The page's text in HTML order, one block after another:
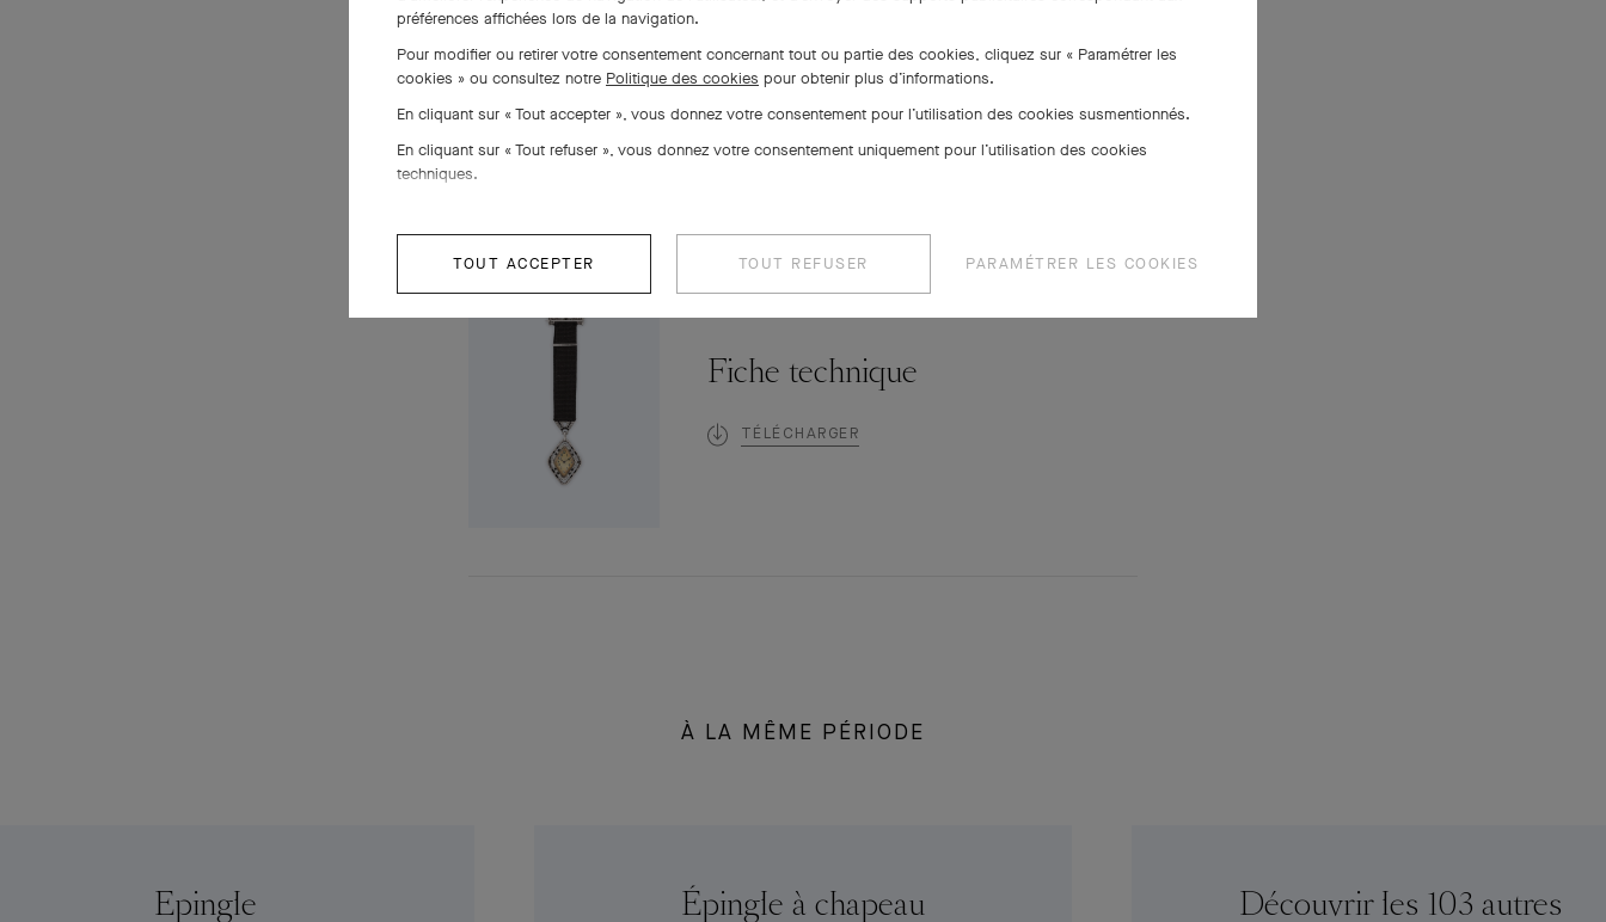
POUR APPROFONDIR
Fiche technique
TÉLÉCHARGER
À LA MÊME PÉRIODE
Epingle Épingle à chapeau
Découvrir les 103 autres
préférences affichées lors de la navigation.
Pour modifier ou retirer votre consentement concernant tout ou partie des cookies, cliquez sur « Paramétrer les
cookies » ou consultez notre Politique des cookies pour obtenir plus d’informations.
En cliquant sur « Tout accepter », vous donnez votre consentement pour l’utilisation des cookies susmentionnés.
En cliquant sur « Tout refuser », vous donnez votre consentement uniquement pour l’utilisation des cookies
techniques.
TOUT ACCEPTER TOUT REFUSER PARAMÉTRER LES COOKIES